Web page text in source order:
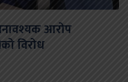
आरोप
विरोध